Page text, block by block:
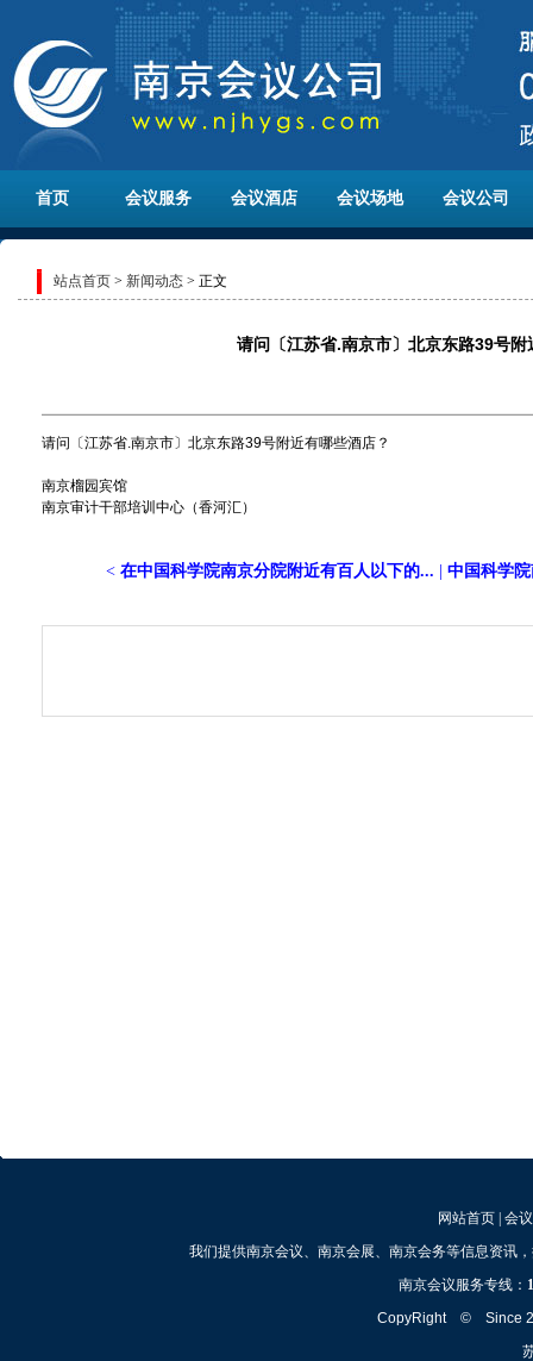
首页 会议服务 会议酒店 会议场地 会议公司
站点首页 > 新闻动态 > 正文
请问〔江苏省.南京市〕北京东路39号附
请问〔江苏省.南京市〕北京东路39号附近有哪些酒店？
南京榴园宾馆
南京审计干部培训中心（香河汇）
< 在中国科学院南京分院附近有百人以下的... 中国科学
网站首页| 会
我们提供南京会议、南京会展、南京会务等信息资讯
南京会议服务专线：
CopyRight © Since